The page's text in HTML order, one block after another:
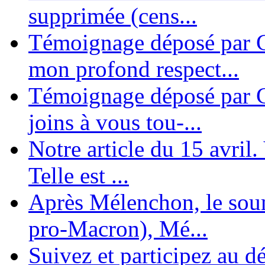
supprimée (cens...
Témoignage déposé par
mon profond respect...
Témoignage déposé par
joins à vous tou-...
Notre article du 15 avril.
Telle est ...
Après Mélenchon, le
pro-Macron), Mé...
Suivez et participez au